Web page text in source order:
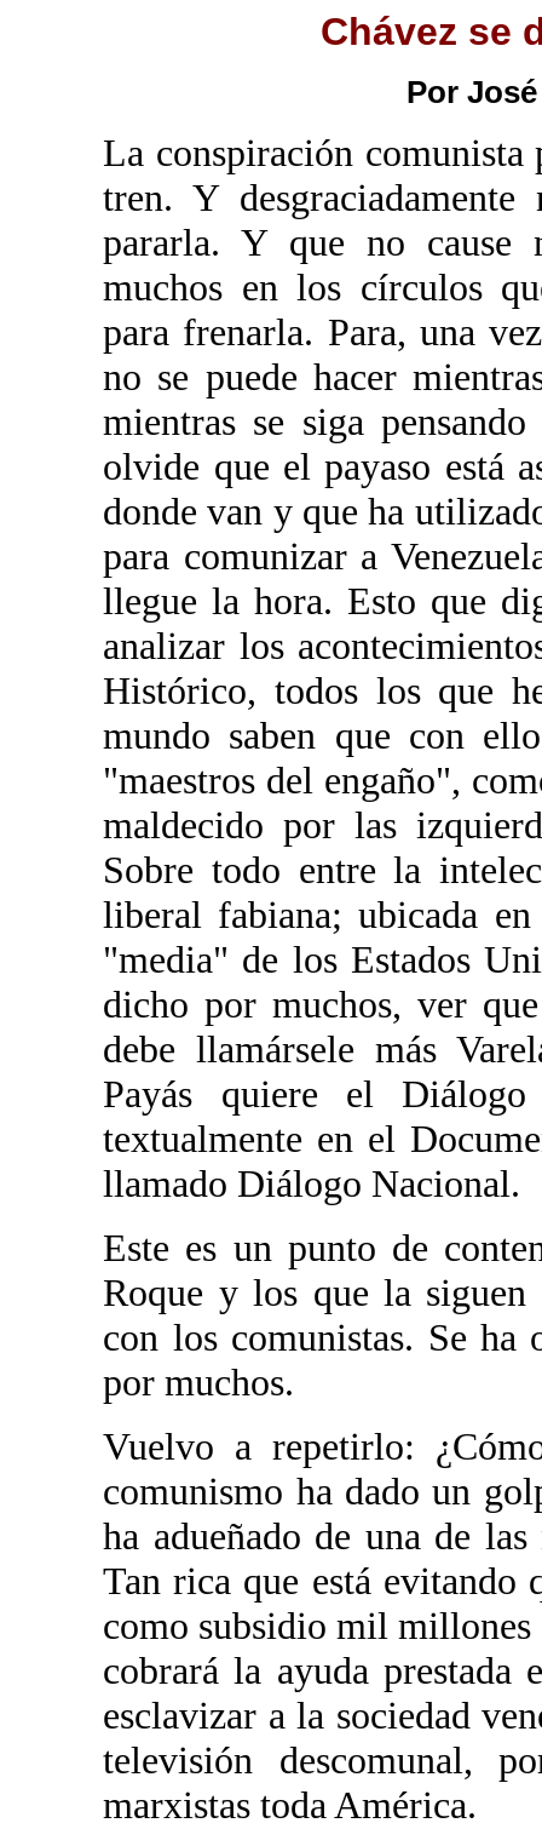
Chávez se
Por
La conspiración comunista
tren. Y
pararla. Y que no cause
muchos en los círculos
para frenarla. Para, una
no se puede hacer
mientras se siga
olvide que el payaso está
donde van y que ha
para comunizar a
llegue la hora. Esto que
analizar los
Histórico, todos los que
mundo saben que con
"maestros del engaño",
maldecido por las
Sobre todo entre la
liberal fabiana; ubicada
"media" de los Estados
dicho por muchos, ver
debe llamársele más
Payás quiere el
textualmente en el
llamado Diálogo Nacional.
Este es un punto de
Roque y los que la siguen
con los comunistas. Se ha
por muchos.
Vuelvo a repetirlo:
comunismo ha dado un
ha adueñado de una de
Tan rica que está evitando
como subsidio mil millones
cobrará la ayuda
esclavizar a la sociedad
televisión descomunal,
marxistas toda América.